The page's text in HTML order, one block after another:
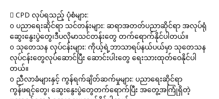
 CPD လုပ်ရသည့် ပုံစံများ:
o ပညာရေးဆိုင်ရာ သင်တန်းများ: ဆရာအတတ်ပညာဆိုင်ရာ အလုပ်ရုံ
ဆွေးနွေးပွဲတွေ၊ဒီပလိုမာသင်တန်းတွေ တက်ရောက်နိုင်ပါတယ်။
o သုတေသန လုပ်ငန်းများ: ကိုယ့်ရဲ့ဘာသာရပ်နယ်ပယ်မှာ သုတေသန
လုပ်ငန်းတွေလုပ်ဆောင်ပြီး ဆောင်းပါးတွေ ရေးသားထုတ်ဝေနိုင်ပါ
တယ်။
o ညီလာခံများနှင့် ကွန်ရက်ချိတ်ဆက်မှုများ: ပညာရေးဆိုင်ရာ
ကွန်ဖရင့်တွေ၊ ဆွေးနွေးပွဲတွေတက်ရောက်ပြီး အတွေ့အကြုံရှိတဲ့